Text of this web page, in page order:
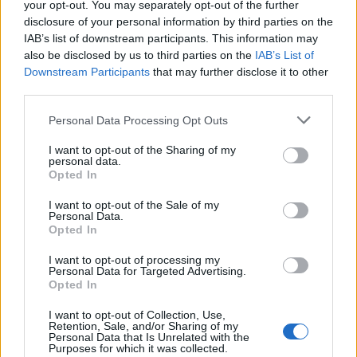
your opt-out. You may separately opt-out of the further
disclosure of your personal information by third parties on the
IAB’s list of downstream participants. This information may
also be disclosed by us to third parties on the IAB’s List of
Downstream Participants that may further disclose it to other
Personal Data Processing Opt Outs
I want to opt-out of the Sharing of my
personal data.
Opted In
I want to opt-out of the Sale of my
Personal Data.
Opted In
I want to opt-out of processing my
Personal Data for Targeted Advertising.
Opted In
I want to opt-out of Collection, Use,
Retention, Sale, and/or Sharing of my
Personal Data that Is Unrelated with the
Purposes for which it was collected.
Αναδείχθηκε επίσης με σαφήνεια πως στοΜέγαρο
Μαξίμουθεωρούν ως σημαντικό αντίπαλο στην
πορεία προς τις εκλογές την κόπωση της
ελληνικής κοινωνίας μετά από δύο κυβερνητικές
θητείες τηςΝΔ. Για τον λόγο αυτό, ο
πρωθυπουργόςεπιδίωξε μέσα από τις ομιλίες του
να βάλει το πλαίσιο της απάντησης των γαλάζιων
στελεχών στο ερώτημα «γιατί ξανά ΝΔ;».
Υποστήριξε μάλιστα ότι ητρίτη εκλογική νίκη
είναι κομματικός αυτοσκοπός, αλλά
«εθνική
μην βιώσει καταστάσεις ακυβερνησίας και
πειραματισμών».
Το προσωπικό δίλημμα και ο
Τσίπρας